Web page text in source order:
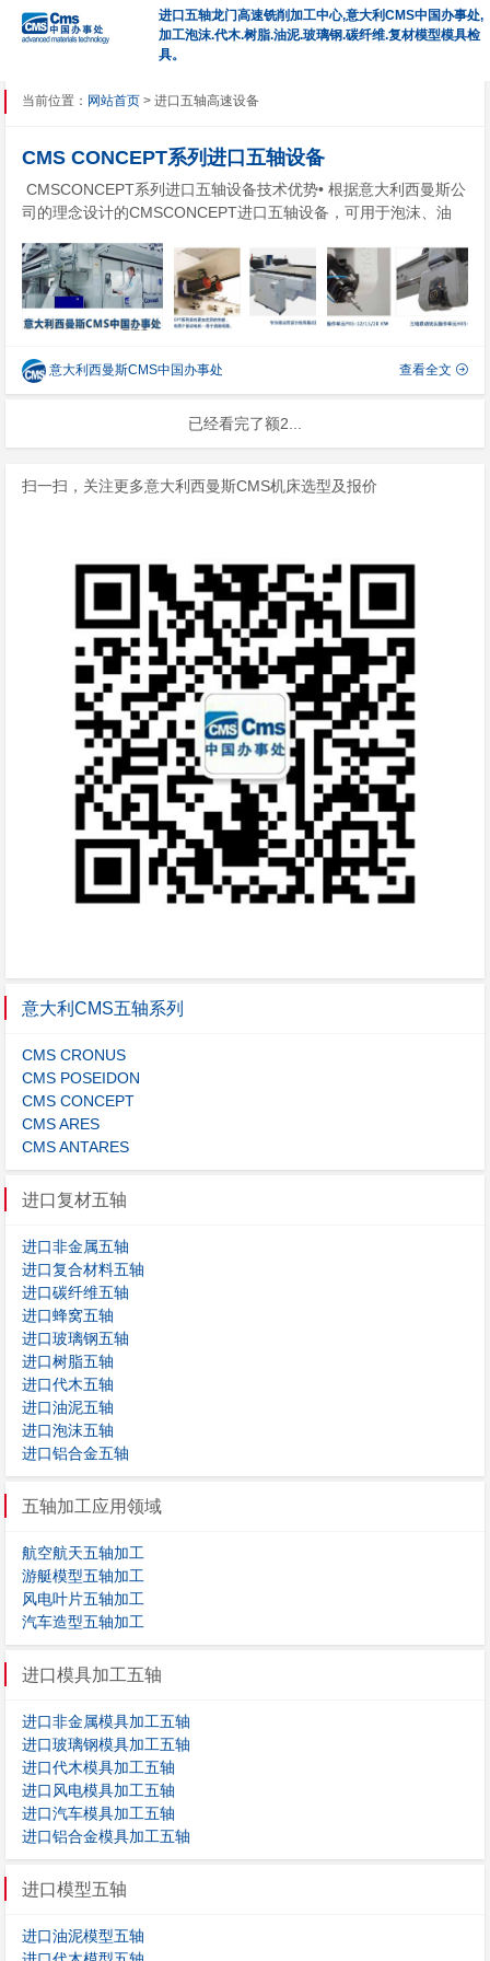
进口五轴龙门高速铣削加工中心,意大利CMS中国办事处,
加工泡沫.代木.树脂.油泥.玻璃钢.碳纤维.复材模型模具检
具。
当前位置： 网站首页 > 进口五轴高速设备
CMS CONCEPT系列进口五轴设备
CMSCONCEPT系列进口五轴设备技术优势• 根据意大利西曼斯公
司的理念设计的CMSCONCEPT进口五轴设备，可用于泡沫、油
五轴联动高速铣削加工行业多年积累经验的结晶。• CMSCONCEP
T所采用的...
查看全文
意大利西曼斯CMS中国办事处
已经看完了额2...
扫一扫，关注更多意大利西曼斯CMS机床选型及报价
意大利CMS五轴系列
CMS CRONUS
CMS POSEIDON
CMS CONCEPT
CMS ARES
CMS ANTARES
进口复材五轴
进口非金属五轴
进口复合材料五轴
进口碳纤维五轴
进口蜂窝五轴
进口玻璃钢五轴
进口树脂五轴
进口代木五轴
进口油泥五轴
进口泡沫五轴
进口铝合金五轴
五轴加工应用领域
航空航天五轴加工
游艇模型五轴加工
风电叶片五轴加工
汽车造型五轴加工
进口模具加工五轴
进口非金属模具加工五轴
进口玻璃钢模具加工五轴
进口代木模具加工五轴
进口风电模具加工五轴
进口汽车模具加工五轴
进口铝合金模具加工五轴
进口模型五轴
进口油泥模型五轴